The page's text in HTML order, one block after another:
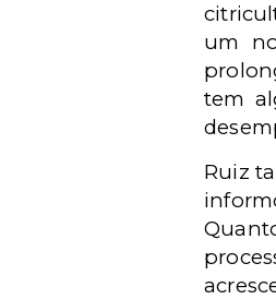
um
tem
Ruiz